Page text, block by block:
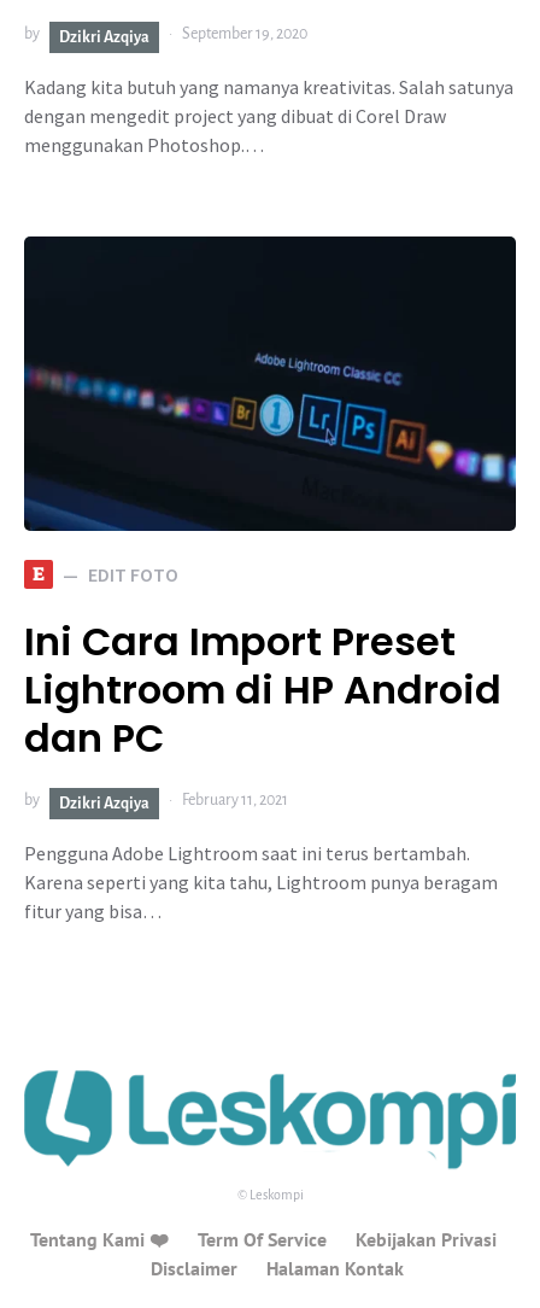
by Dzikri Azqiya September 19, 2020
Kadang kita butuh yang namanya kreativitas. Salah satunya
dengan mengedit project yang dibuat di Corel Draw
menggunakan Photoshop.…
E EDIT FOTO
Ini Cara Import Preset
Lightroom di HP Android
dan PC
by Dzikri Azqiya February 11, 2021
Pengguna Adobe Lightroom saat ini terus bertambah.
Karena seperti yang kita tahu, Lightroom punya beragam
fitur yang bisa…
© Leskompi
Tentang Kami ❤️ Term Of Service
Kebijakan Privasi
Disclaimer
Halaman Kontak